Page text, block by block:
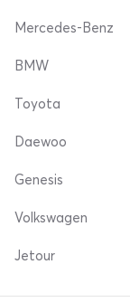
Mercedes-Benz
BMW
Toyota
Daewoo
Genesis
Volkswagen
Jetour